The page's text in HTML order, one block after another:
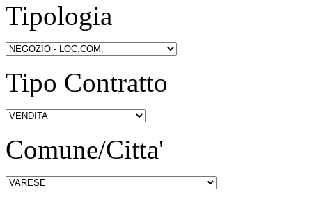
Tipologia
Tipo Contratto
Comune/Citta'